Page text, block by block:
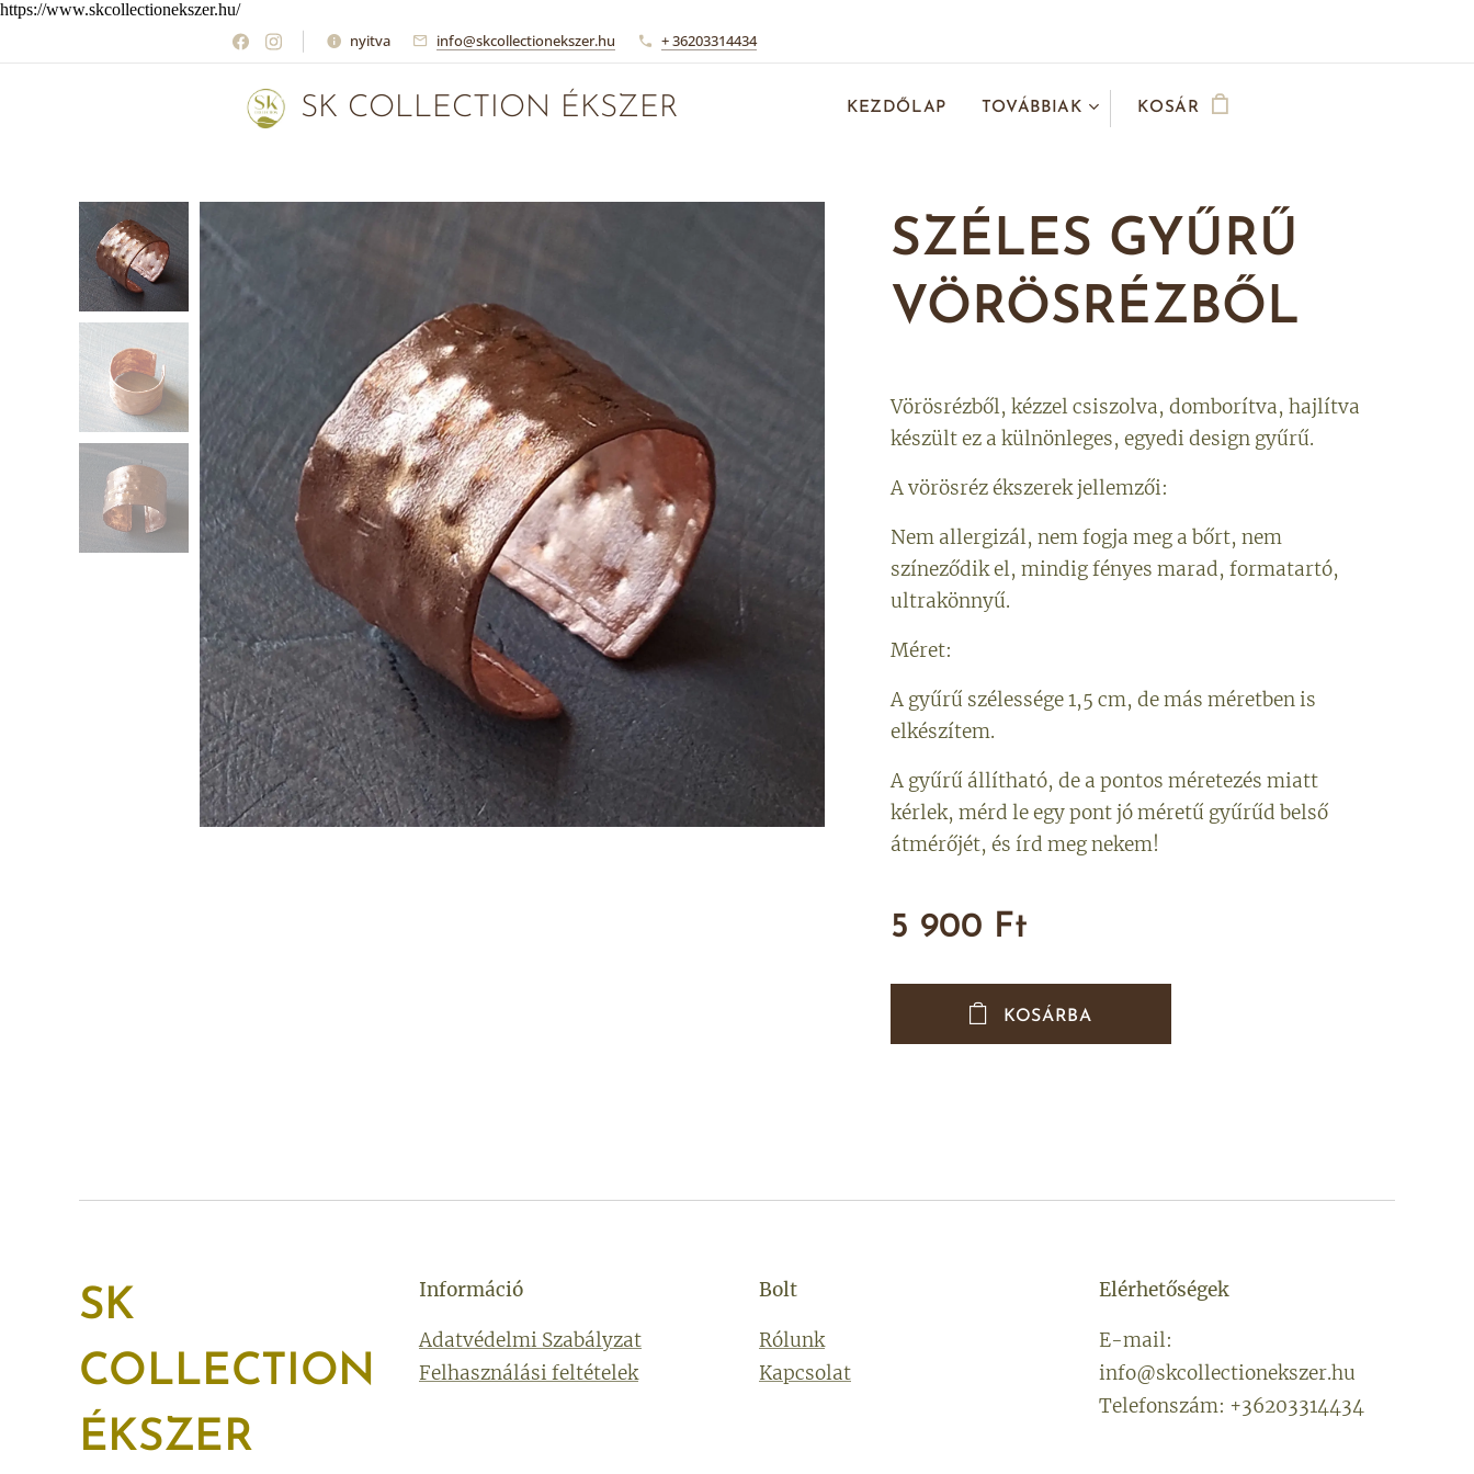
https://www.skcollectionekszer.hu/
nyitva info@skcollectionekszer.hu + 36203314434
SK COLLECTION ÉKSZER KEZDŐLAP TOVÁBBIAK KOSÁR
SZÉLES GYŰRŰ
VÖRÖSRÉZBŐL
Vörösrézből, kézzel csiszolva, domborítva, hajlítva
készült ez a külnönleges, egyedi design gyűrű.
A vörösréz ékszerek jellemzői:
Nem allergizál, nem fogja meg a bőrt, nem
színeződik el, mindig fényes marad, formatartó,
ultrakönnyű.
Méret:
A gyűrű szélessége 1,5 cm, de más méretben is
elkészítem.
A gyűrű állítható, de a pontos méretezés miatt
kérlek, mérd le egy pont jó méretű gyűrűd belső
átmérőjét, és írd meg nekem!
5 900 Ft
KOSÁRBA
SK
COLLECTION
ÉKSZER
Információ
Adatvédelmi Szabályzat
Felhasználási feltételek
Bolt
Rólunk
Kapcsolat
Elérhetőségek
E-mail:
info@skcollectionekszer.hu
Telefonszám: +36203314434